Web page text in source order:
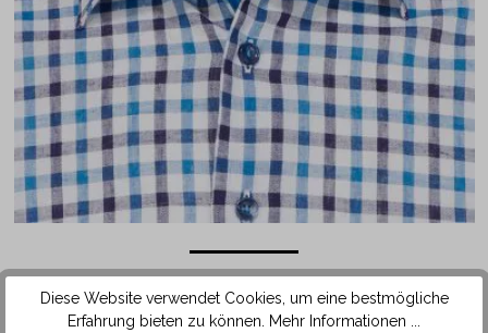
Das Hemd ist mit einem modischen Button Down Kragen
ausgestattet. Die enganstehenden Kragenspitzen sind am
Diese Website verwendet Cookies, um eine bestmögliche
Erfahrung bieten zu können.
Mehr Informationen ...